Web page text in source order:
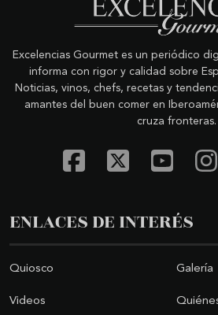
Excelencias Gourmet es un periódico
informa con rigor y calidad sobre
Noticias, vinos, chefs, recetas y
amantes del buen comer en
cruza fronteras.
ENLACES DE INTERÉS
Quiosco Galería
Videos